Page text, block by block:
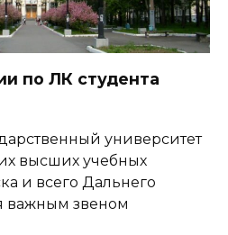
по ЛК студента
университет
высших учебных
и всего Дальнего
важным звеном